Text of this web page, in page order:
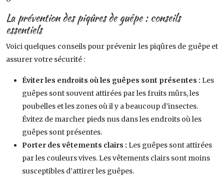
La prévention des piqûres de guêpe : conseils
essentiels
Voici quelques conseils pour prévenir les piqûres de guêpe et
assurer votre sécurité :
Éviter les endroits où les guêpes sont présentes : Les
guêpes sont souvent attirées par les fruits mûrs, les
poubelles et les zones où il y a beaucoup d’insectes.
Évitez de marcher pieds nus dans les endroits où les
guêpes sont présentes.
Porter des vêtements clairs : Les guêpes sont attirées
par les couleurs vives. Les vêtements clairs sont moins
susceptibles d’attirer les guêpes.